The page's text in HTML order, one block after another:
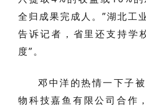
全归成果完成人。”湖北工
告诉记者，省里还支持学
度”。
邓中洋的热情一下子
物科技嘉鱼有限公司合作